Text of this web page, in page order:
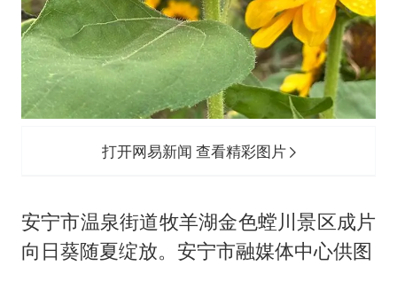
打开网易新闻 查看精彩图片
安宁市温泉街道牧羊湖金色螳川景区成片
向日葵随夏绽放。安宁市融媒体中心供图